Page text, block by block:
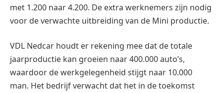
met 1.200 naar 4.200. De extra werknemers zijn nodig
voor de verwachte uitbreiding van de Mini productie.
VDL Nedcar houdt er rekening mee dat de totale
jaarproductie kan groeien naar 400.000 auto’s,
waardoor de werkgelegenheid stijgt naar 10.000
man. Het bedrijf verwacht dat het in de toekomst